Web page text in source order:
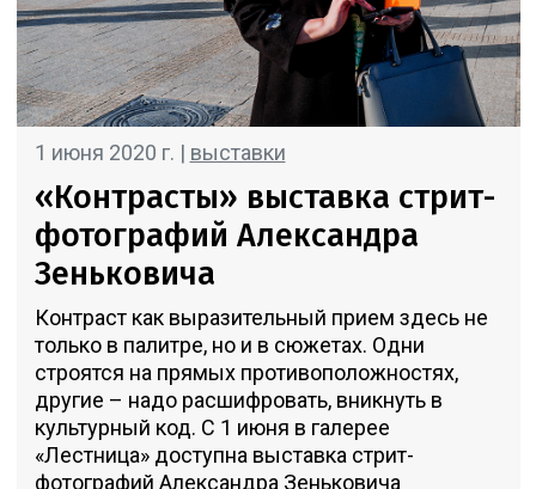
1 июня 2020 г. | выставки
«Контрасты» выставка стрит-
фотографий Александра
Зеньковича
Контраст как выразительный прием здесь не
только в палитре, но и в сюжетах. Одни
строятся на прямых противоположностях,
другие – надо расшифровать, вникнуть в
культурный код. С 1 июня в галерее
«Лестница» доступна выставка стрит-
фотографий Александра Зеньковича